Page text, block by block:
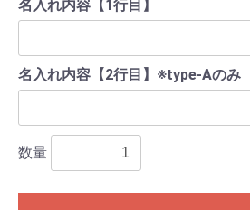
名入れ内容【1行目】
名入れ内容【2行目】※type-Aのみ
数量